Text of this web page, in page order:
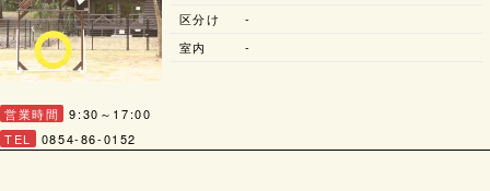
営業時間
9:30～17:00
TEL
0854-86-0152
区分け
-
室内
-